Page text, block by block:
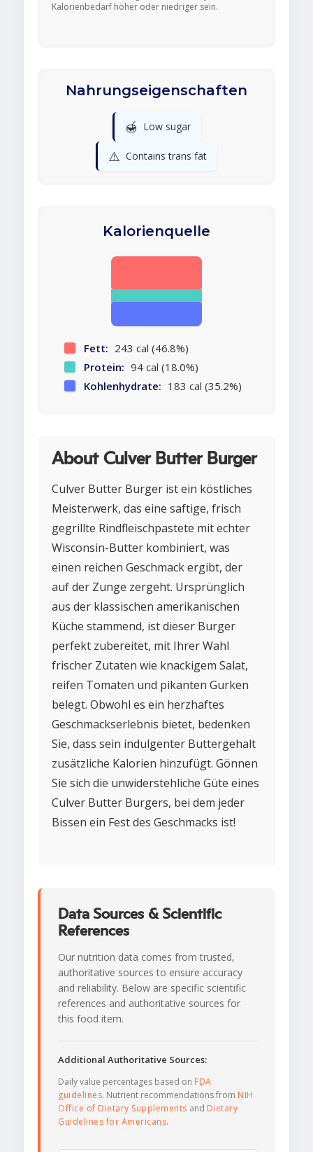
Kalorienbedarf höher oder niedriger sein.
Nahrungseigenschaften
🍯 Low sugar
⚠️ Contains trans fat
Kalorienquelle
Fett: 243 cal (46.8%)
Protein: 94 cal (18.0%)
Kohlenhydrate: 183 cal (35.2%)
About Culver Butter Burger
Culver Butter Burger ist ein köstliches
Meisterwerk, das eine saftige, frisch
gegrillte Rindfleischpastete mit echter
Wisconsin-Butter kombiniert, was
einen reichen Geschmack ergibt, der
auf der Zunge zergeht. Ursprünglich
aus der klassischen amerikanischen
Küche stammend, ist dieser Burger
perfekt zubereitet, mit Ihrer Wahl
frischer Zutaten wie knackigem Salat,
reifen Tomaten und pikanten Gurken
belegt. Obwohl es ein herzhaftes
Geschmackserlebnis bietet, bedenken
Sie, dass sein indulgenter Buttergehalt
zusätzliche Kalorien hinzufügt. Gönnen
Sie sich die unwiderstehliche Güte eines
Culver Butter Burgers, bei dem jeder
Bissen ein Fest des Geschmacks ist!
Data Sources & Scientific
References
Our nutrition data comes from trusted,
authoritative sources to ensure accuracy
and reliability. Below are specific scientific
references and authoritative sources for
this food item.
Additional Authoritative Sources:
Daily value percentages based on FDA
guidelines. Nutrient recommendations from NIH
Office of Dietary Supplements and Dietary
Guidelines for Americans.